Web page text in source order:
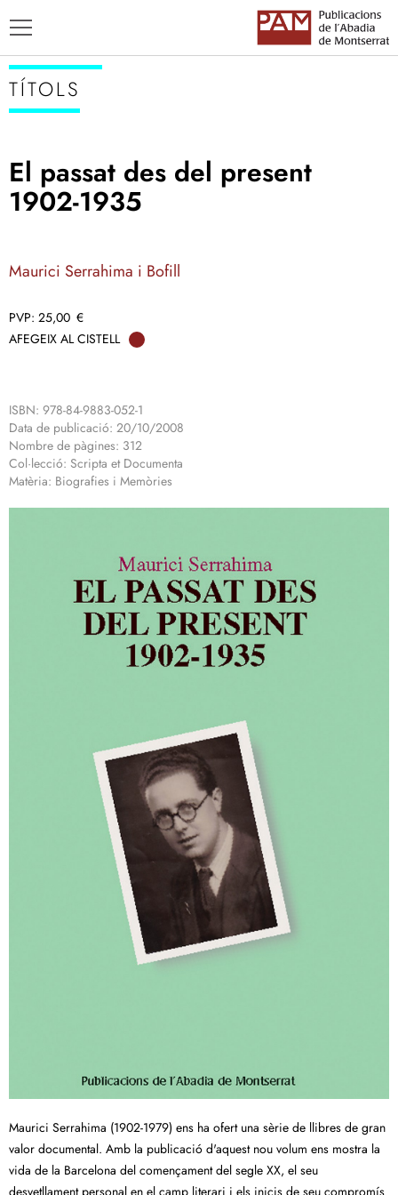
TÍTOLS
TÍTOLS
El passat des del present
1902-1935
Maurici Serrahima i Bofill
25,00 €
AFEGEIX AL CISTELL
ISBN: 978-84-9883-052-1
Data de publicació: 20/10/2008
Nombre de pàgines: 312
Col·lecció: Scripta et Documenta
Matèria: Biografies i Memòries
Maurici Serrahima (1902-1979) ens ha ofert una sèrie de llibres de gran
valor documental. Amb la publicació d'aquest nou volum ens mostra la
vida de la Barcelona del començament del segle XX, el seu